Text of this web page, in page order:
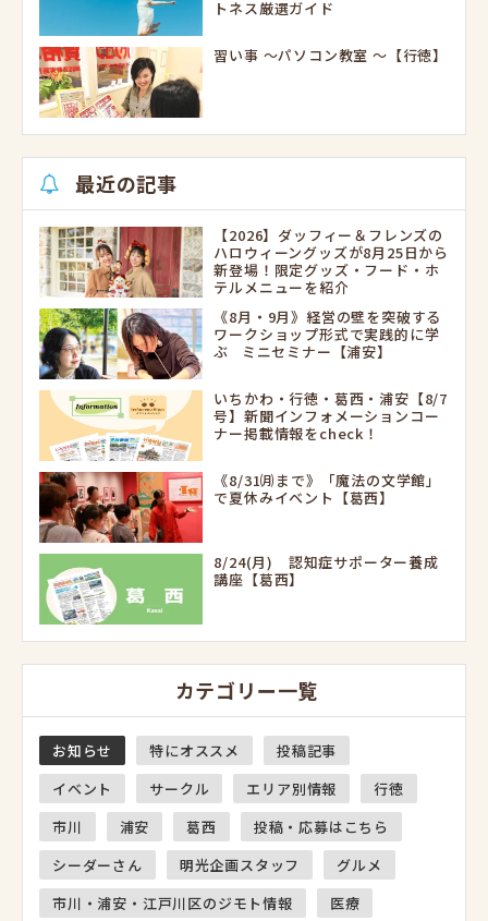
トネス厳選ガイド
習い事 ～パソコン教室 ～【行徳】
最近の記事
【2026】ダッフィー＆フレンズの
ハロウィーングッズが8月25日から
新登場！限定グッズ・フード・ホ
テルメニューを紹介
《8月・9月》経営の壁を突破する
ワークショップ形式で実践的に学
ぶ ミニセミナー【浦安】
いちかわ・行徳・葛西・浦安【8/7
号】新聞インフォメーションコー
ナー掲載情報をcheck！
《8/31㈪まで》「魔法の文学館」
で夏休みイベント【葛西】
8/24(月) 認知症サポーター養成
講座【葛西】
カテゴリー一覧
お知らせ 特にオススメ
投稿記事
イベント
サークル エリア別情報
行徳
市川
浦安 葛西
投稿・応募はこちら
シーダーさん
明光企画スタッフ
グルメ
市川・浦安・江戸川区のジモト情報
医療